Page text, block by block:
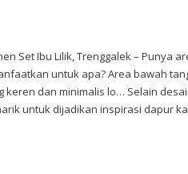
Set Ibu Lilik, Trenggalek – Punya
untuk apa? Area bawah
keren dan minimalis lo… Selain
untuk dijadikan inspirasi dapur